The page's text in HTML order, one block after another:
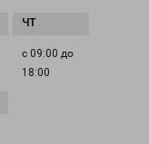
с 09:00 до
18:00